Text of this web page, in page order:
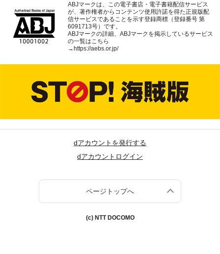
ABJマークは、この電子書店・電子書籍配信サービス
が、著作権者からコンテンツ使用許諾を得た正規版配
信サービスであることを示す登録商標（登録番号 第
6091713号）です。
ABJマークの詳細、ABJマークを掲示しているサービス
の一覧はこちら
→https://aebs.or.jp/
dアカウントを発行する
dアカウントログイン
ページトップへ
(c) NTT DOCOMO